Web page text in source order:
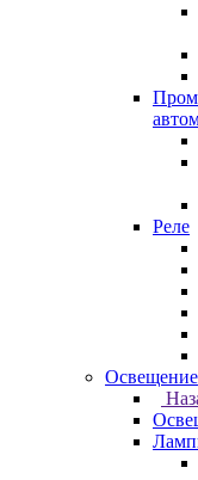
Реле
Освещение